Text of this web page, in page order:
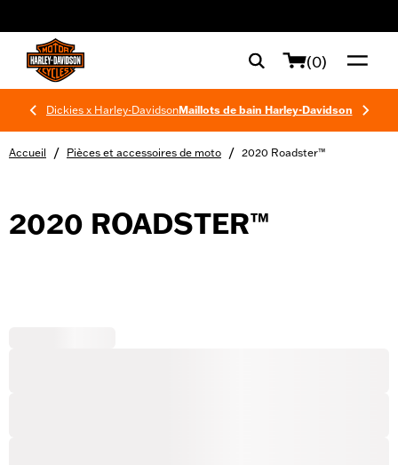
(0)
Dickies x Harley-DavidsonMaillots de bain Harley-Davidson
Accueil / Pièces et accessoires de moto / 2020 Roadster™
2020 ROADSTER™